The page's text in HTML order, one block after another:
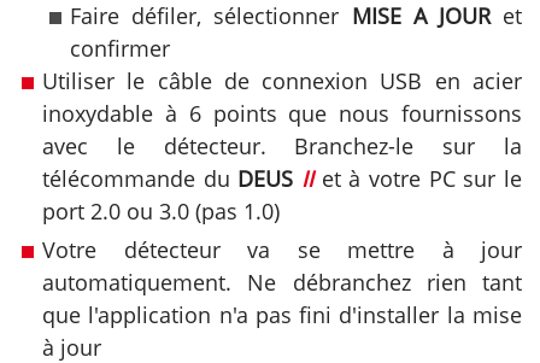
Faire défiler, sélectionner MISE A JOURet
confirmer
Utiliser le câble de connexion USB en acier
inoxydable à 6 points que nous fournissons
avec le détecteur. Branchez-le sur la
télécommande du DEUS IIet à votre PC sur le
port 2.0 ou 3.0 (pas 1.0)
Votre détecteur va se mettre à jour
automatiquement. Ne débranchez rien tant
que l'application n'a pas fini d'installer la mise
à jour